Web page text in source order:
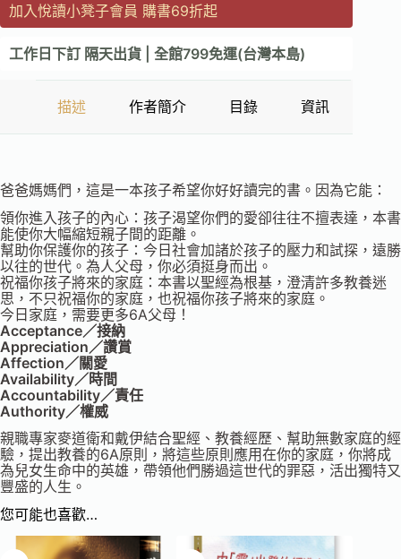
加入悅讀小凳子會員 購書69折起
工作日下訂 隔天出貨 | 全館799免運(台灣本島)
描述 作者簡介 目錄 資訊
爸爸媽媽們，這是一本孩子希望你好好讀完的書。因為它能：
領你進入孩子的內心：孩子渴望你們的愛卻往往不擅表達，本書
能使你大幅縮短親子間的距離。
幫助你保護你的孩子：今日社會加諸於孩子的壓力和試探，遠勝
以往的世代。為人父母，你必須挺身而出。
祝福你孩子將來的家庭：本書以聖經為根基，澄清許多教養迷
思，不只祝福你的家庭，也祝福你孩子將來的家庭。
今日家庭，需要更多6A父母！
Acceptance／接納
Appreciation／讚賞
Affection／關愛
Availability／時間
Accountability／責任
Authority／權威
親職專家麥道衛和戴伊結合聖經、教養經歷、幫助無數家庭的經
驗，提出教養的6A原則，將這些原則應用在你的家庭，你將成
為兒女生命中的英雄，帶領他們勝過這世代的罪惡，活出獨特又
豐盛的人生。
您可能也喜歡…